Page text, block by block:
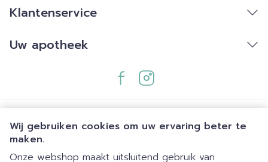
Wij gebruiken cookies om uw ervaring beter te
maken.
Onze webshop maakt uitsluitend gebruik van
Klantenservice
Uw apotheek